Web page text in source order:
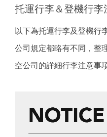
托運行李＆登機行李
以下為托運行李及登機行
公司規定都略有不同，整
空公司的詳細行李注意事項